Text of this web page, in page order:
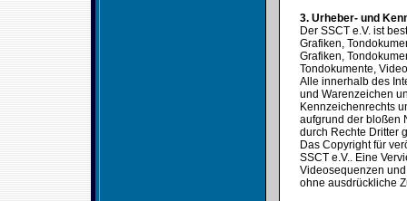
3. Urheber- und
Der SSCT e.V. ist
Grafiken,
Grafiken,
Tondokumente,
Alle innerhalb des
und Warenzeichen
Kennzeichenrechts
aufgrund der bloßen
durch Rechte Dritter
Das Copyright für
SSCT e.V.. Eine
Videosequenzen
ohne ausdrückliche